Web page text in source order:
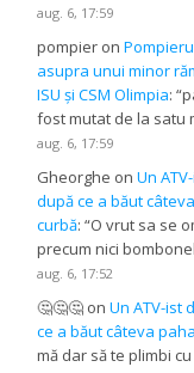
aug. 6, 17:59
pompier on
asupra unui minor
ISU și CSM Olimpia: “
fost mutat de la satu
aug. 6, 17:59
Gheorghe onUn
după ce a băut
curbă: “O vrut sa se
precum nici
aug. 6, 17:52
🤔🤔🤔 onUn ATV-ist
ce a băut câteva
mă dar să te plimbi